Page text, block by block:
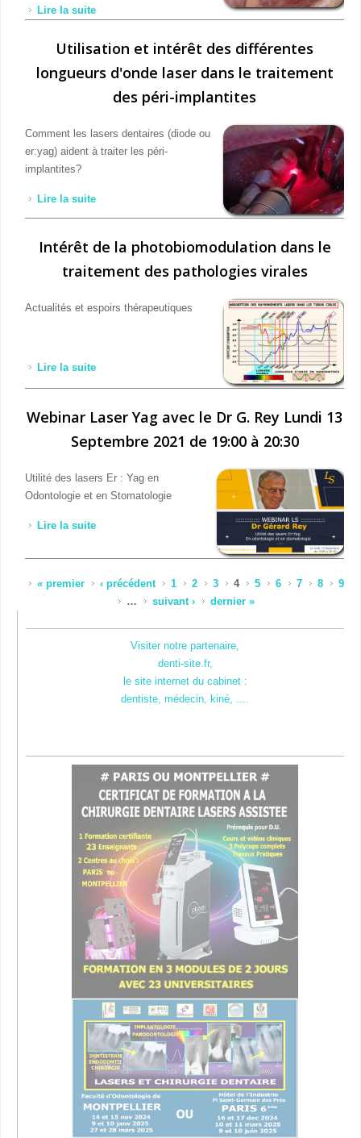
Lire la suite de Utilisation des lasers pour une gestion mini-
biphosphonates (BRONJ)
Utilisation et intérêt des différentes
longueurs d'onde laser dans le traitement
des péri-implantites
Comment les lasers dentaires (diode ou
er:yag) aident à traiter les péri-
implantites?
Lire la suite de Utilisation et intérêt des différentes longueurs
d'onde laser dans le traitement des péri-implantites
Intérêt de la photobiomodulation dans le
traitement des pathologies virales
Actualités et espoirs thérapeutiques
Lire la suite de Intérêt de la photobiomodulation dans le
traitement des pathologies virales
Webinar Laser Yag avec le Dr G. Rey Lundi 13
Septembre 2021 de 19:00 à 20:30
Utilité des lasers Er : Yag en
Odontologie et en Stomatologie
Lire la suite de Webinar Laser Yag avec le Dr G. Rey Lundi 13
Septembre 2021 de 19:00 à 20:30
Pages
« premier ‹ précédent 1 2 3 4 5 6 7 8
9
…
suivant › dernier »
Visiter notre partenaire,
denti-site.fr,
le site internet du cabinet :
dentiste, médecin, kiné, ....